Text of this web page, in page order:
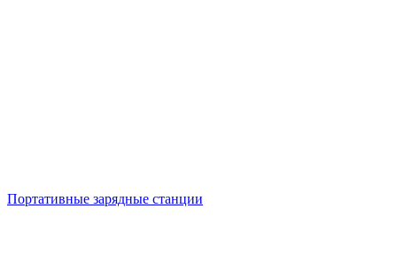
Портативные зарядные станции